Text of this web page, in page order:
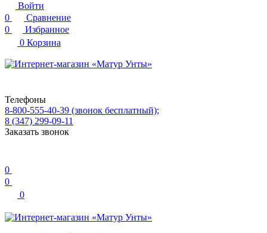
Войти
0
Сравнение
0
Избранное
0 Корзина
Телефоны
8-800-555-40-39 (звонок бесплатный);
8 (347) 299-09-11
Заказать звонок
0
0
0